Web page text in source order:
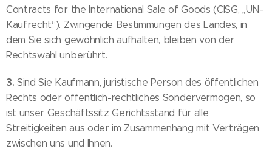
Contracts for the International Sale of Goods (CISG, „UN-
Kaufrecht“). Zwingende Bestimmungen des Landes, in
dem Sie sich gewöhnlich aufhalten, bleiben von der
Rechtswahl unberührt.
3. Sind Sie Kaufmann, juristische Person des öffentlichen
Rechts oder öffentlich-rechtliches Sondervermögen, so
ist unser Geschäftssitz Gerichtsstand für alle
Streitigkeiten aus oder im Zusammenhang mit Verträgen
zwischen uns und Ihnen.